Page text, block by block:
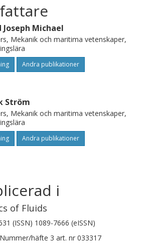
used to generate a
dissipation theorem.
to determine the particle
using the generalized
methodology correctly
and experimental
for simulations of
the-art multiphase
heat and mass transfer,
with particle reactivity.
Author(s). All article
a Creative Commons
creativecommons.org/
Joseph Michael
Mekanik och maritima vetenskaper,
Andra publikationer
Ström
Mekanik och maritima vetenskaper,
Andra publikationer
i
of Fluids
(ISSN) 1089-7666 (eISSN)
Nummer/häfte 3 art. nr 033317